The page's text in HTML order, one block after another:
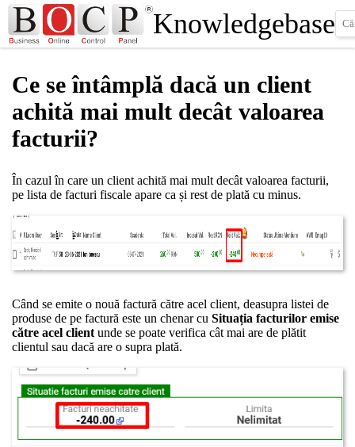
Knowledgebase
Ce se întâmplă dacă un client
achită mai mult decât valoarea
facturii?
În cazul în care un client achită mai mult decât valoarea facturii,
pe lista de facturi fiscale apare ca și rest de plată cu minus.
Când se emite o nouă factură către acel client, deasupra listei de
produse de pe factură este un chenar cu Situația facturilor emise
către acel client unde se poate verifica cât mai are de plătit
clientul sau dacă are o supra plată.